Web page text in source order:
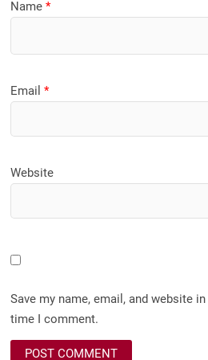
Name*
Email*
Website
Save my name, email, and website
time I comment.